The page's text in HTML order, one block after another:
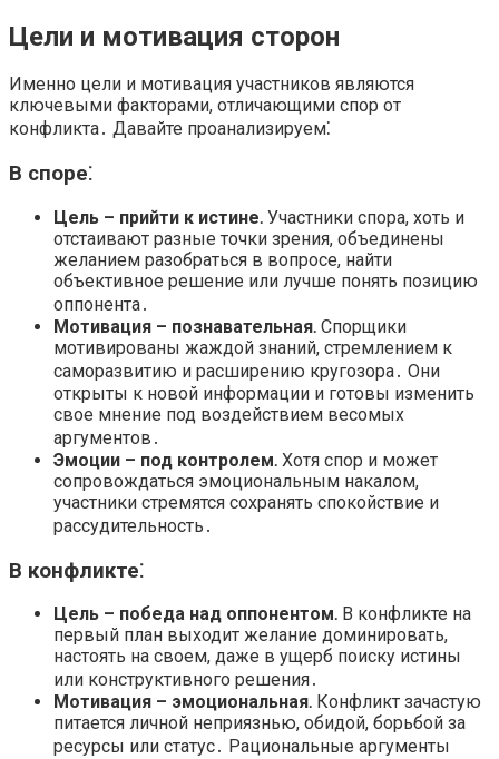
Цели и мотивация сторон
Именно цели и мотивация участников являются
ключевыми факторами, отличающими спор от
конфликта․ Давайте проанализируем⁚
В споре⁚
Цель – прийти к истине․ Участники спора, хоть и
отстаивают разные точки зрения, объединены
желанием разобраться в вопросе, найти
объективное решение или лучше понять позицию
оппонента․
Мотивация – познавательная․ Спорщики
мотивированы жаждой знаний, стремлением к
саморазвитию и расширению кругозора․ Они
открыты к новой информации и готовы изменить
свое мнение под воздействием весомых
аргументов․
Эмоции – под контролем․ Хотя спор и может
сопровождаться эмоциональным накалом,
участники стремятся сохранять спокойствие и
рассудительность․
В конфликте⁚
Цель – победа над оппонентом․ В конфликте на
первый план выходит желание доминировать,
настоять на своем, даже в ущерб поиску истины
или конструктивного решения․
Мотивация – эмоциональная․ Конфликт зачастую
питается личной неприязнью, обидой, борьбой за
ресурсы или статус․ Рациональные аргументы